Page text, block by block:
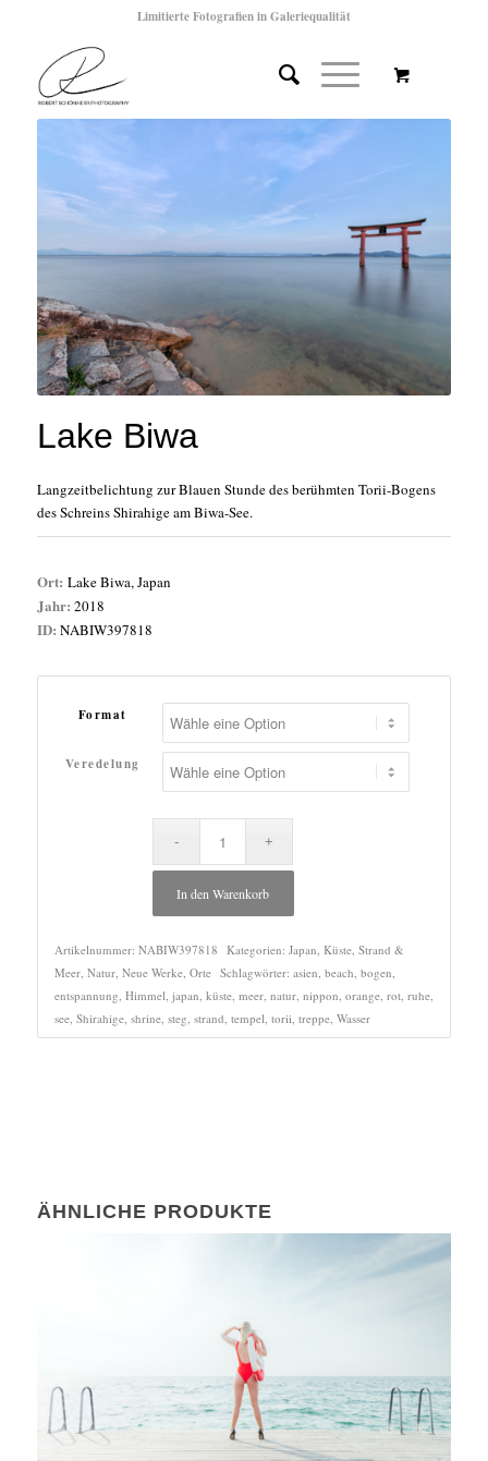
Limitierte Fotografien in Galeriequalität
Lake Biwa
Langzeitbelichtung zur Blauen Stunde des berühmten Torii-Bogens
des Schreins Shirahige am Biwa-See.
Ort: Lake Biwa, Japan
Jahr: 2018
ID: NABIW397818
Format
Veredelung
In den Warenkorb
Artikelnummer: NABIW397818 Kategorien: Japan Küste, Strand &
Meer, Natur, Neue Werke, Orte Schlagwörter: asien beach bogen
entspannung Himmel japan küste, meer, natur, nippon orange, rot, ruhe,
see, Shirahige, shrine, steg strand tempel torii treppe, Wasser
ÄHNLICHE PRODUKTE